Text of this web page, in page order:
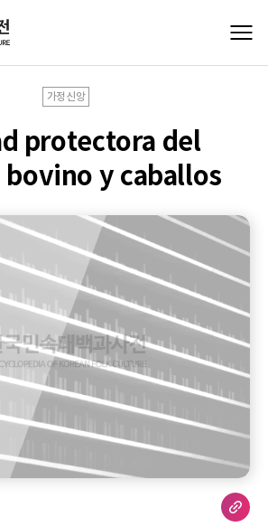
가정신앙
protectora del
bovino y caballos